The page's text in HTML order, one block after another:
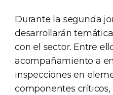
Durante la segunda
desarrollarán
con el sector. Entre
acompañamiento a
inspecciones en
componentes críticos,